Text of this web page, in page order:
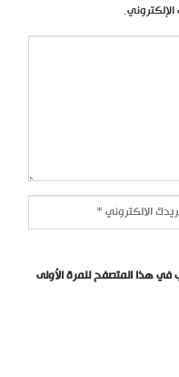
في هذا المتصفح للمرة الأولى